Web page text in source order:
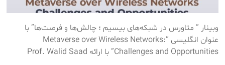
وبینار ” متاورس در شبکه‌های بیسیم ؛ چالش‌ها و فرصت‌ها” با
عنوان انگلیسی “Metaverse over Wireless Networks:
Challenges and Opportunities” با ارائه Prof. Walid Saad